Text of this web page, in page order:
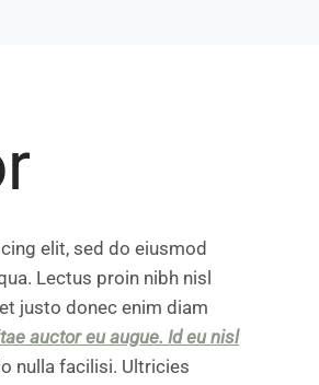
elit, sed do eiusmod
Lectus proin nibh nisl
justo donec enim diam
auctor eu augue. Id eu nisl
nulla facilisi. Ultricies